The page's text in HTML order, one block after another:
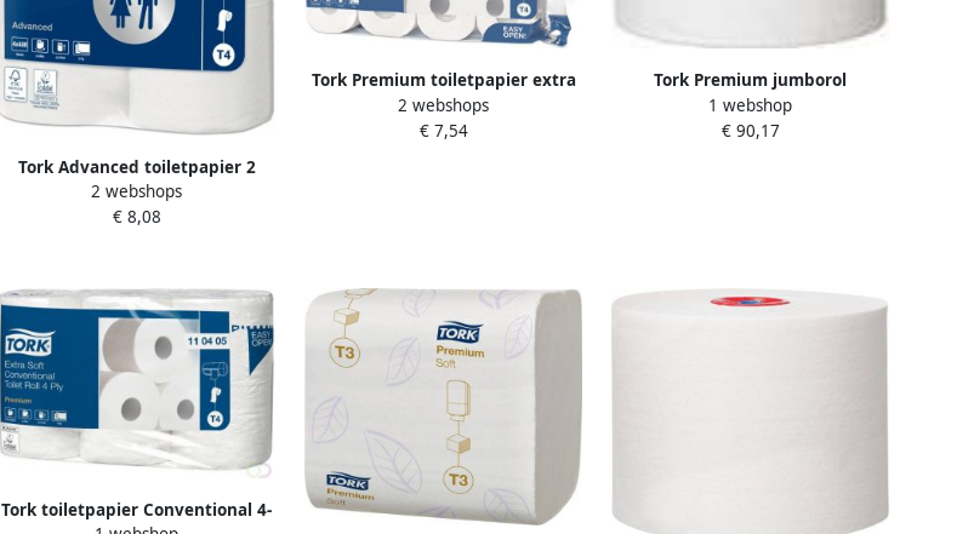
Tork Advanced toiletpapier 2
laags 496 vel systeem T4 wit pak
van 4 rollen
2 webshops
€ 8,08
Tork Premium toiletpapier extra
soft 3-laags 250 vellen systeem
T4 wit pak van 8 rollen
2 webshops
€ 7,54
Tork Premium jumborol
toiletpapier zacht 2-Laags
systeem T1 wit doos van 6 rollen
1 webshop
€ 90,17
Tork toiletpapier Conventional 4-